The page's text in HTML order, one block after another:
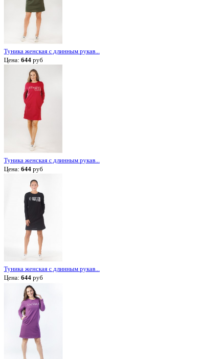
Туника женская с длинным рукав...
Цена: 644 руб
Туника женская с длинным рукав...
Цена: 644 руб
Туника женская с длинным рукав...
Цена: 644 руб